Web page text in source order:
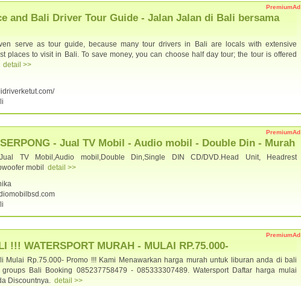
PremiumAd
and Bali Driver Tour Guide - Jalan Jalan di Bali bersama
serve as tour guide, because many tour drivers in Bali are locals with extensive
places to visit in Bali. To save money, you can choose half day tour; the tour is offered
detail >>
PremiumAd
SERPONG - Jual TV Mobil - Audio mobil - Double Din - Murah
TV Mobil,Audio mobil,Double Din,Single DIN CD/DVD.Head Unit, Headrest
mobil detail >>
PremiumAd
!!! WATERSPORT MURAH - MULAI RP.75.000-
Mulai Rp.75.000- Promo !!! Kami Menawarkan harga murah untuk liburan anda di bali
Bali Booking 085237758479 - 085333307489. Watersport Daftar harga mulai
Discountnya. detail >>